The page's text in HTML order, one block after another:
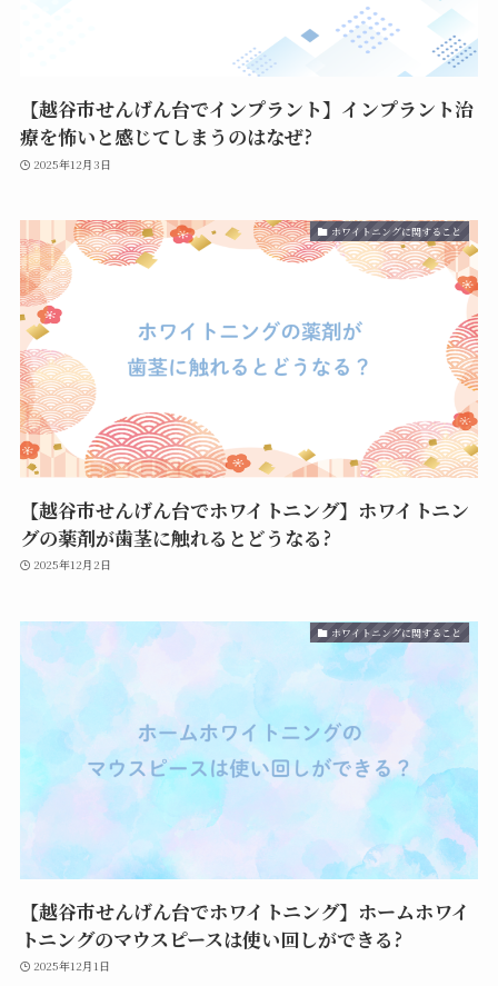
【越谷市せんげん台でインプラント】インプラント治
療を怖いと感じてしまうのはなぜ?
2025年12月3日
ホワイトニングに関すること
【越谷市せんげん台でホワイトニング】ホワイトニン
グの薬剤が歯茎に触れるとどうなる?
2025年12月2日
ホワイトニングに関すること
【越谷市せんげん台でホワイトニング】ホームホワイ
トニングのマウスピースは使い回しができる?
2025年12月1日